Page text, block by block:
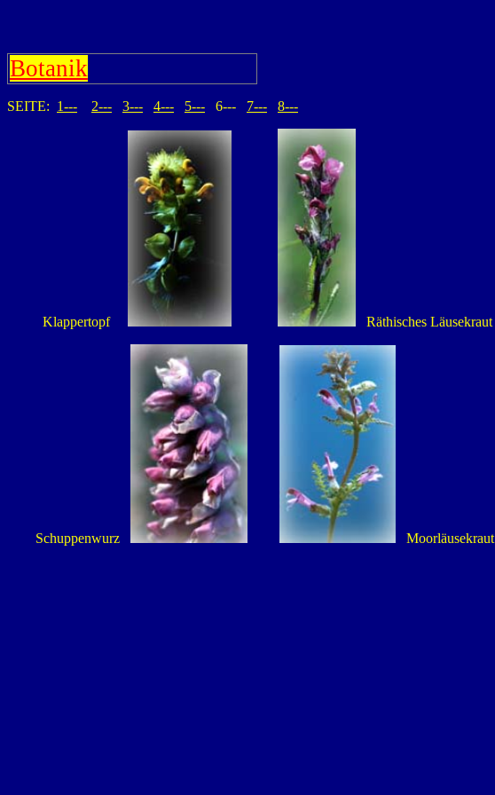
Botanik
SEITE: 1--- 2--- 3--- 4--- 5--- 6--- 7--- 8---
Klappertopf Räthisches Läusekraut
Schuppenwurz Moorläusekraut